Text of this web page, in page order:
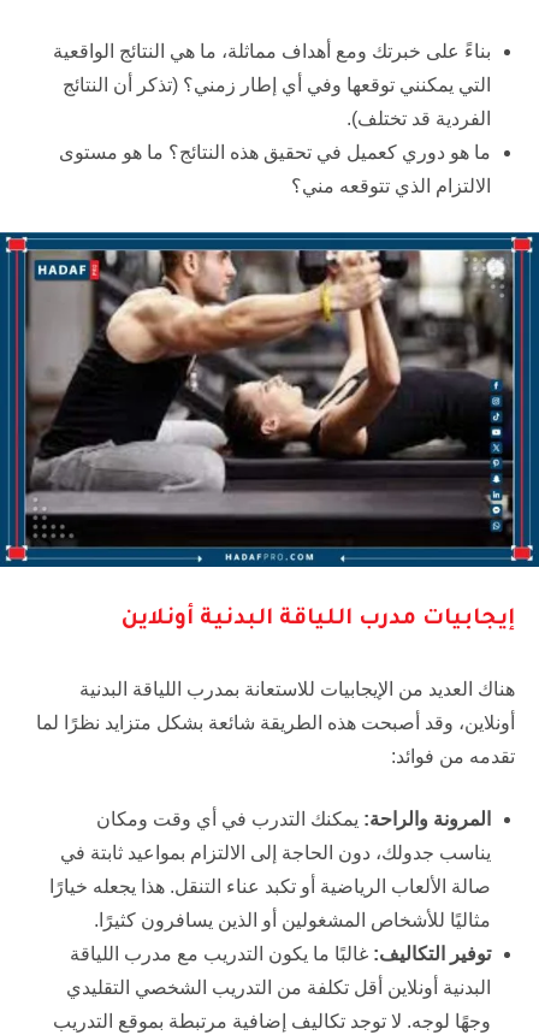
بناءً على خبرتك ومع أهداف مماثلة، ما هي النتائج الواقعية
التي يمكنني توقعها وفي أي إطار زمني؟ (تذكر أن النتائج
الفردية قد تختلف).
ما هو دوري كعميل في تحقيق هذه النتائج؟ ما هو مستوى
الالتزام الذي تتوقعه مني؟
إيجابيات مدرب اللياقة البدنية أونلاين
هناك العديد من الإيجابيات للاستعانة بمدرب اللياقة البدنية
أونلاين، وقد أصبحت هذه الطريقة شائعة بشكل متزايد نظرًا لما
تقدمه من فوائد:
المرونة والراحة: يمكنك التدرب في أي وقت ومكان
يناسب جدولك، دون الحاجة إلى الالتزام بمواعيد ثابتة في
صالة الألعاب الرياضية أو تكبد عناء التنقل. هذا يجعله خيارًا
مثاليًا للأشخاص المشغولين أو الذين يسافرون كثيرًا.
توفير التكاليف: غالبًا ما يكون التدريب مع مدرب اللياقة
البدنية أونلاين أقل تكلفة من التدريب الشخصي التقليدي
وجهًا لوجه. لا توجد تكاليف إضافية مرتبطة بموقع التدريب